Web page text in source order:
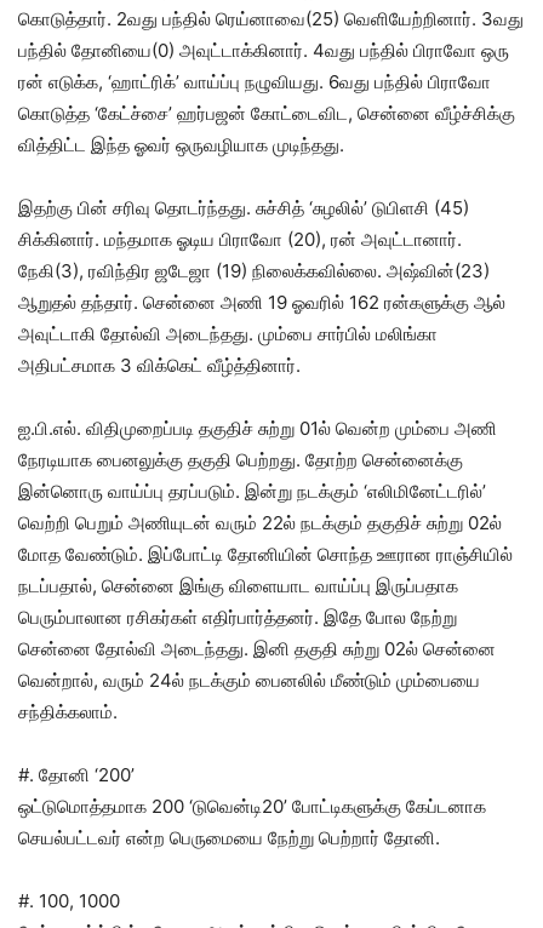
கொடுத்தார். 2வது பந்தில் ரெய்னாவை(25) வெளியேற்றினார். 3வது
பந்தில் தோனியை(0) அவுட்டாக்கினார். 4வது பந்தில் பிராவோ ஒரு
ரன் எடுக்க, ‘ஹாட்ரிக்’ வாய்ப்பு நழுவியது. 6வது பந்தில் பிராவோ
கொடுத்த ‘கேட்ச்சை’ ஹர்பஜன் கோட்டைவிட, சென்னை வீழ்ச்சிக்கு
வித்திட்ட இந்த ஓவர் ஒருவழியாக முடிந்தது.
இதற்கு பின் சரிவு தொடர்ந்தது. சுச்சித் ‘சுழலில்’ டுபிளசி (45)
சிக்கினார். மந்தமாக ஓடிய பிராவோ (20), ரன் அவுட்டானார்.
நேகி(3), ரவிந்திர ஜடேஜா (19) நிலைக்கவில்லை. அஷ்வின்(23)
ஆறுதல் தந்தார். சென்னை அணி 19 ஓவரில் 162 ரன்களுக்கு ஆல்
அவுட்டாகி தோல்வி அடைந்தது. மும்பை சார்பில் மலிங்கா
அதிபட்சமாக 3 விக்கெட் வீழ்த்தினார்.
ஐ.பி.எல். விதிமுறைப்படி தகுதிச் சுற்று 01ல் வென்ற மும்பை அணி
நேரடியாக பைனலுக்கு தகுதி பெற்றது. தோற்ற சென்னைக்கு
இன்னொரு வாய்ப்பு தரப்படும். இன்று நடக்கும் ‘எலிமினேட்டரில்’
வெற்றி பெறும் அணியுடன் வரும் 22ல் நடக்கும் தகுதிச் சுற்று 02ல்
மோத வேண்டும். இப்போட்டி தோனியின் சொந்த ஊரான ராஞ்சியில்
நடப்பதால், சென்னை இங்கு விளையாட வாய்ப்பு இருப்பதாக
பெரும்பாலான ரசிகர்கள் எதிர்பார்த்தனர். இதே போல நேற்று
சென்னை தோல்வி அடைந்தது. இனி தகுதி சுற்று 02ல் சென்னை
வென்றால், வரும் 24ல் நடக்கும் பைனலில் மீண்டும் மும்பையை
சந்திக்கலாம்.
#. தோனி ‘200’
ஒட்டுமொத்தமாக 200 ‘டுவென்டி20’ போட்டிகளுக்கு கேப்டனாக
செயல்பட்டவர் என்ற பெருமையை நேற்று பெற்றார் தோனி.
#. 100, 1000